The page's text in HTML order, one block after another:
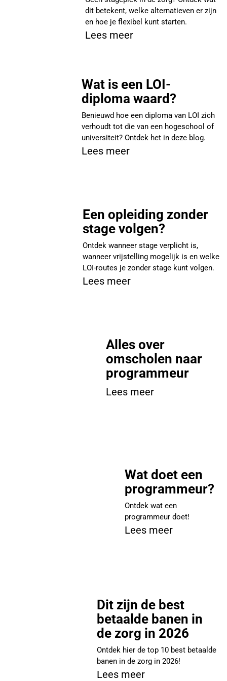
dit betekent, welke alternatieven er zijn
en hoe je flexibel kunt starten.
Lees meer
Wat is een LOI-
diploma waard?
Benieuwd hoe een diploma van LOI zich
verhoudt tot die van een hogeschool of
universiteit? Ontdek het in deze blog.
Lees meer
Een opleiding zonder
stage volgen?
Ontdek wanneer stage verplicht is,
wanneer vrijstelling mogelijk is en welke
LOI-routes je zonder stage kunt volgen.
Lees meer
Alles over
omscholen naar
programmeur
Lees meer
Wat doet een
programmeur?
Ontdek wat een
programmeur doet!
Lees meer
Dit zijn de best
betaalde banen in
de zorg in 2026
Ontdek hier de top 10 best betaalde
banen in de zorg in 2026!
Lees meer